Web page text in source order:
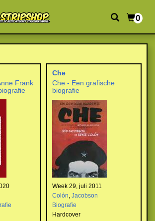
0
Frank
Che
Che - Een grafische
biografie
Week 29, juli 2011
Colón, Jacobson
Biografie
Hardcover